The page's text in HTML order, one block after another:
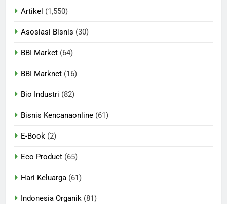
Artikel (1,550)
Asosiasi Bisnis (30)
BBI Market (64)
BBI Marknet (16)
Bio Industri (82)
Bisnis Kencanaonline (61)
E-Book (2)
Eco Product (65)
Hari Keluarga (61)
Indonesia Organik (81)